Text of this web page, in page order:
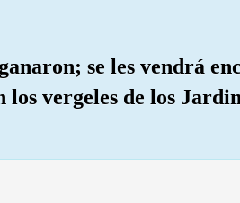
se les vendrá
vergeles de los